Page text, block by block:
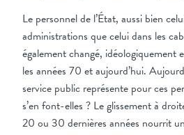
Le personnel de l’État, aussi bien
administrations que celui dans les
également changé, idéologiquement
les années 70 et aujourd’hui.
service public représente pour ces
s’en font-elles ? Le glissement à
20 ou 30 dernières années nourrit